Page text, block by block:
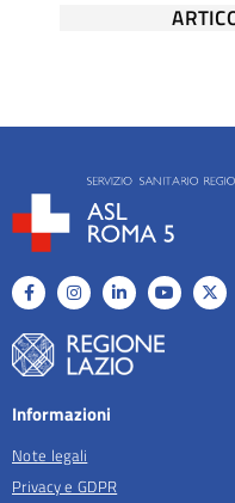
Informazioni
Note legali
Privacy e GDPR